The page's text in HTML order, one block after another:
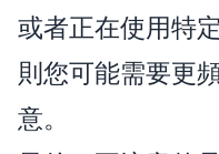
或者正在使用特
則您可能需要更
意。